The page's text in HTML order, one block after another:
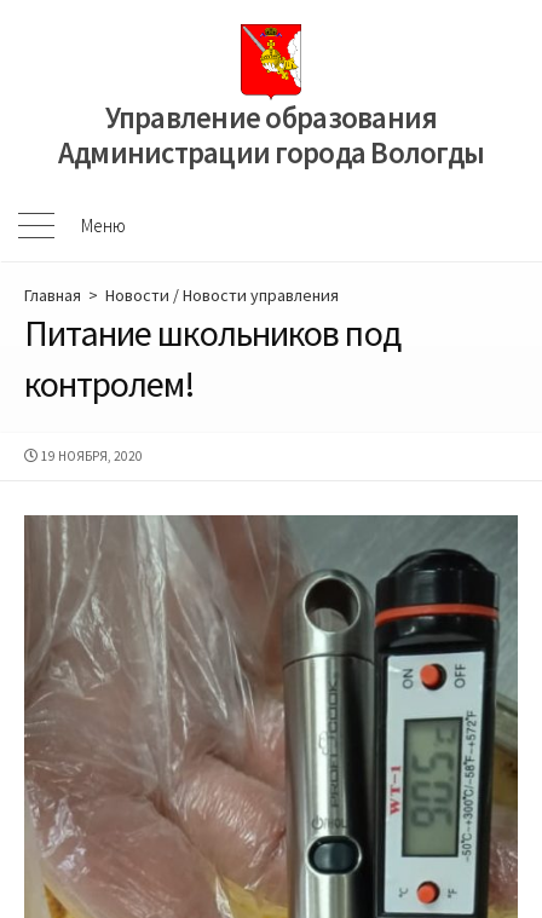
Управление образования
Администрации города Вологды
Меню
Меню
Главная > Новости /Новости управления
Питание школьников под
контролем!
ДАТА
19 НОЯБРЯ, 2020